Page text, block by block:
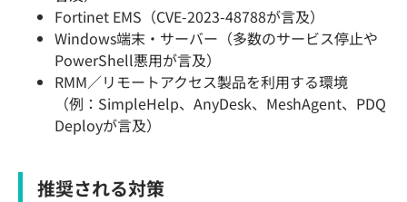
Fortinet EMS（CVE-2023-48788が言及）
Windows端末・サーバー（多数のサービス停止や
PowerShell悪用が言及）
RMM／リモートアクセス製品を利用する環境
（例：SimpleHelp、AnyDesk、MeshAgent、PDQ
Deployが言及）
推奨される対策